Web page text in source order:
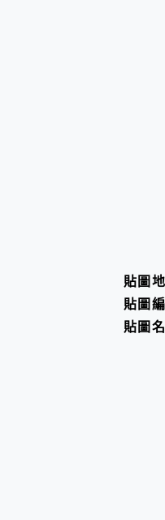
貼圖
貼圖
貼圖